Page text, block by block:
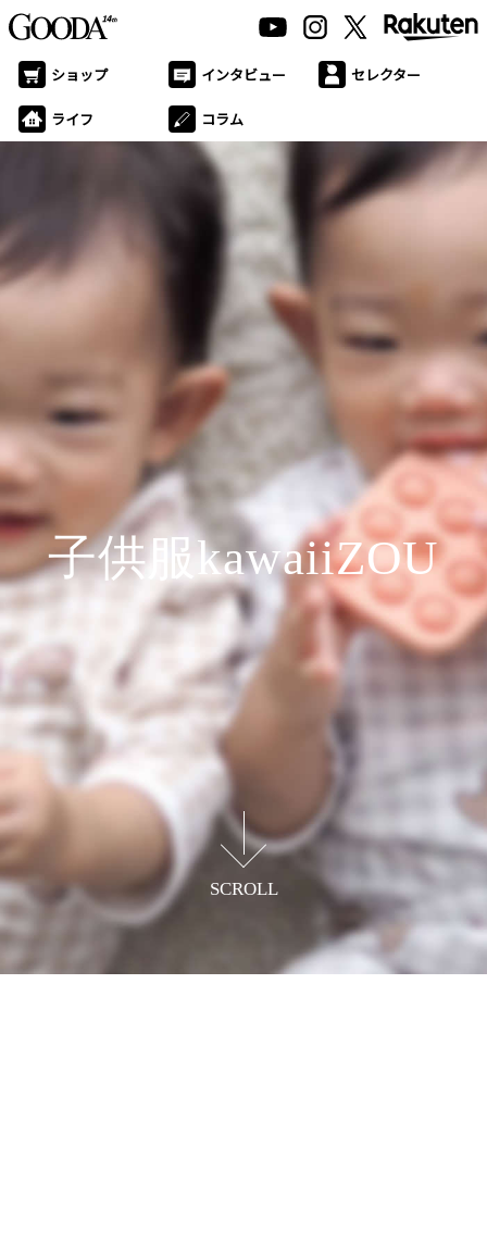
ショップ インタビュー セレクター
ライフ コラム
子供服kawaiiZOU
SCROLL
ベビー期からキッズ期まで
良質なアイテムが揃う